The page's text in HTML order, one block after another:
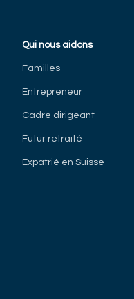
Qui nous aidons
Familles
Entrepreneur
Cadre dirigeant
Futur retraité
Expatrié en Suisse